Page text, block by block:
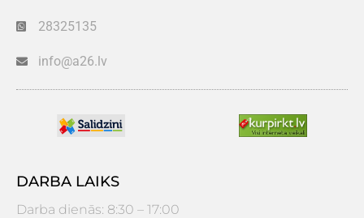
28325135
info@a26.lv
DARBA LAIKS
Darba dienās: 8:30 – 17:00